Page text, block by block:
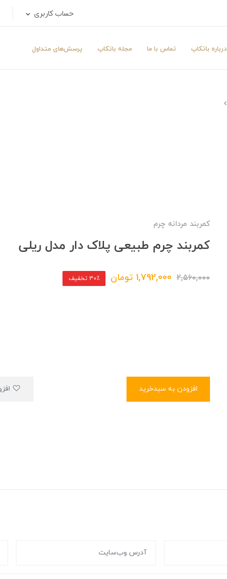
حساب کاربری
درباره باتکاپ تماس با ما مجله باتکاپ پرسش‌های متداول
کمربند مردانه چرم
کمربند چرم طبیعی پلاک دار مدل ریلی
2,560,000
1,792,000 تومان 30٪ تخفیف
افزودن به سبدخرید